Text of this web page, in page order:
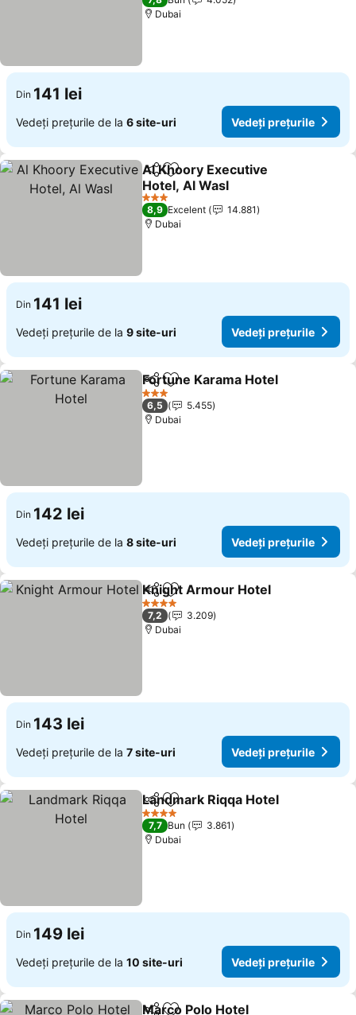
Dubai
Din 141 lei
Vedeți prețurile de la 6 site-uri Vedeți prețurile
DistribuițiAdăugaţi la favorite
Al Khoory Executive
Hotel, Al Wasl
3 Stele
8,9 Excelent
14.881
Dubai
Din 141 lei
Vedeți prețurile de la 9 site-uri Vedeți prețurile
DistribuițiAdăugaţi la favorite
Fortune Karama Hotel
3 Stele
6,5
5.455
Dubai
Din 142 lei
Vedeți prețurile de la 8 site-uri Vedeți prețurile
DistribuițiAdăugaţi la favorite
Knight Armour Hotel
4 Stele
7,2
3.209
Dubai
Din 143 lei
Vedeți prețurile de la 7 site-uri Vedeți prețurile
DistribuițiAdăugaţi la favorite
Landmark Riqqa Hotel
4 Stele
7,7 Bun
3.861
Dubai
Din 149 lei
Vedeți prețurile de la 10 site-uri Vedeți prețurile
Marco Polo Hotel